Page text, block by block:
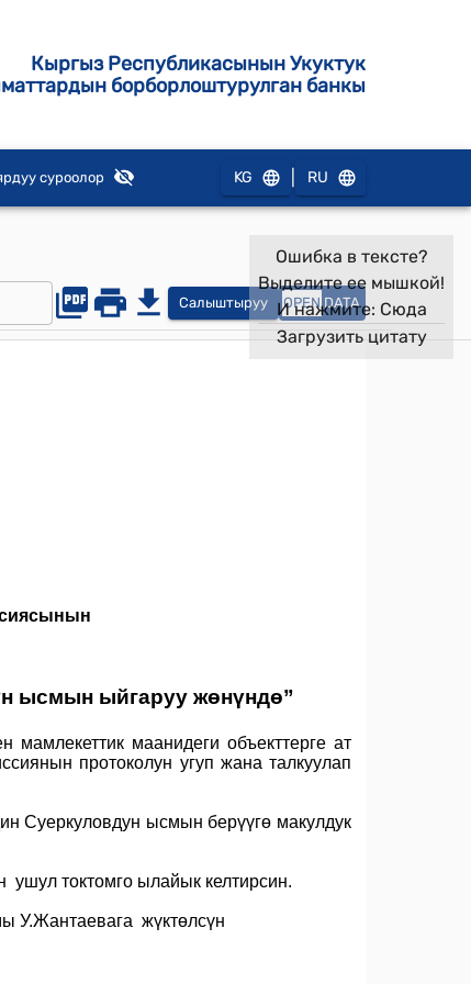
Кыргыз Республикасынын Укуктук
борборлоштурулган банкы
суроолор KG RU
Салыштыруу OPEN DATA
Ошибка в тексте?
Выделите ее мышкой!
И нажмите: Сюда
Загрузить цитату